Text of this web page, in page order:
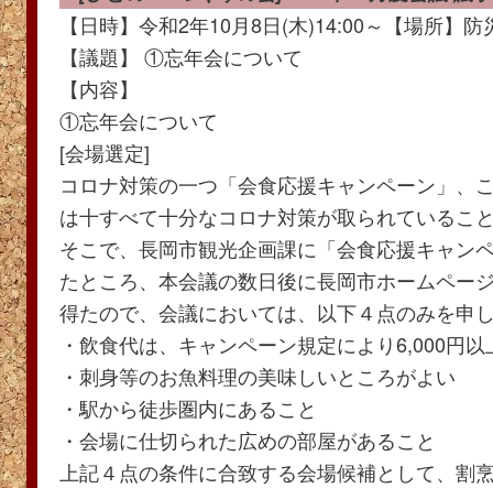
【日時】令和2年10月8日(木)14:00～【場所】防
【議題】 ①忘年会について
【内容】
①忘年会について
[会場選定]
コロナ対策の一つ「会食応援キャンペーン」、
は十すべて十分なコロナ対策が取られているこ
そこで、長岡市観光企画課に「会食応援キャン
たところ、本会議の数日後に長岡市ホームペー
得たので、会議においては、以下４点のみを申
・飲食代は、キャンペーン規定により6,000円
・刺身等のお魚料理の美味しいところがよい
・駅から徒歩圏内にあること
・会場に仕切られた広めの部屋があること
上記４点の条件に合致する会場候補として、割